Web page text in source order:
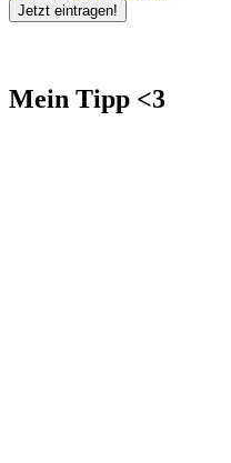
Mein Tipp <3